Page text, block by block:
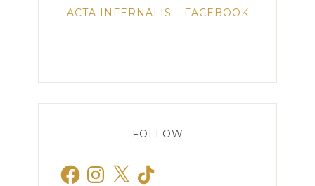
ACTA INFERNALIS – FACEBOOK
FOLLOW
FacebookInstagram
X TikTok